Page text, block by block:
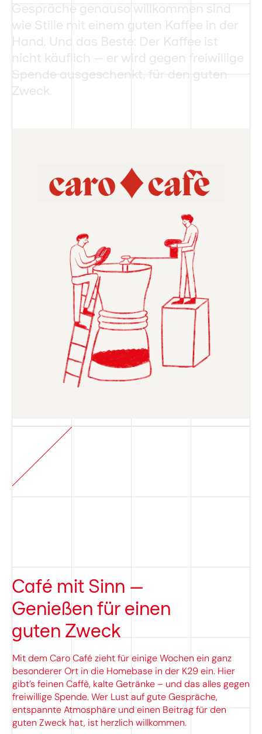
Gespräche genauso willkommen sind
wie Stille mit einem guten Kaffee in der
Hand. Und das Beste: Der Kaffee ist
nicht käuflich – er wird gegen freiwillige
Spende ausgeschenkt, für den guten
Zweck.
Café mit Sinn –
Genießen für einen
guten Zweck
Mit dem Caro Café zieht für einige Wochen ein ganz
besonderer Ort in die Homebase in der K29 ein. Hier
gibt’s feinen Caffè, kalte Getränke – und das alles gegen
freiwillige Spende. Wer Lust auf gute Gespräche,
entspannte Atmosphäre und einen Beitrag für den
guten Zweck hat, ist herzlich willkommen.